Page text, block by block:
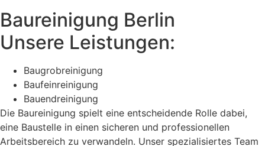
Baureinigung Berlin
Unsere Leistungen:
Baugrobreinigung
Baufeinreinigung
Bauendreinigung
Die Baureinigung spielt eine entscheidende Rolle dabei,
eine Baustelle in einen sicheren und professionellen
Arbeitsbereich zu verwandeln. Unser spezialisiertes Team